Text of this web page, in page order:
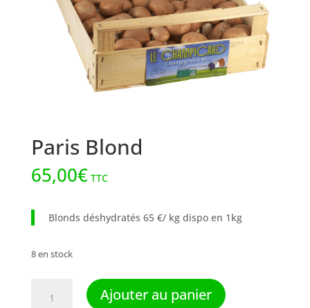
Paris Blond
65,00€ TTC
Blonds déshydratés 65 €/ kg dispo en 1kg
8 en stock
Ajouter au panier